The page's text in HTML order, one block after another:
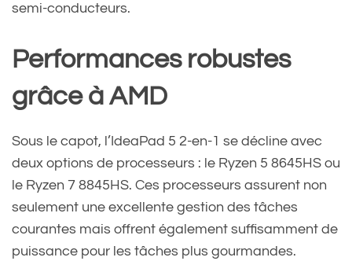
semi-conducteurs.
Performances robustes
grâce à AMD
Sous le capot, l’IdeaPad 5 2-en-1 se décline avec
deux options de processeurs : le Ryzen 5 8645HS ou
le Ryzen 7 8845HS. Ces processeurs assurent non
seulement une excellente gestion des tâches
courantes mais offrent également suffisamment de
puissance pour les tâches plus gourmandes.